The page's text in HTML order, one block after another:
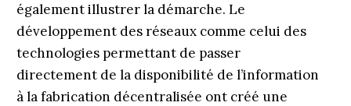
également illustrer la démarche. Le
développement des réseaux comme celui des
technologies permettant de passer
directement de la disponibilité de l’information
à la fabrication décentralisée ont créé une